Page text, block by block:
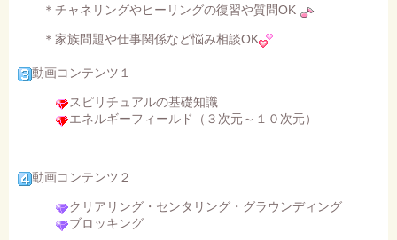
＊チャネリングやヒーリングの復習や質問OK
＊家族問題や仕事関係など悩み相談OK
動画コンテンツ１
スピリチュアルの基礎知識
エネルギーフィールド（３次元～１０次元）
動画コンテンツ２
クリアリング・センタリング・グラウンディング
ブロッキング